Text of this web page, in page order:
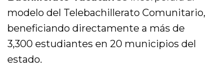
modelo del Telebachillerato Comunitario,
beneficiando directamente a más de
3,300 estudiantes en 20 municipios del
estado.